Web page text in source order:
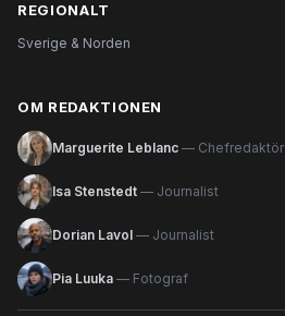
REGIONALT
Sverige & Norden
OM REDAKTIONEN
Marguerite Leblanc — Chefredaktör
Isa Stenstedt — Journalist
Dorian Lavol — Journalist
Pia Luuka — Fotograf